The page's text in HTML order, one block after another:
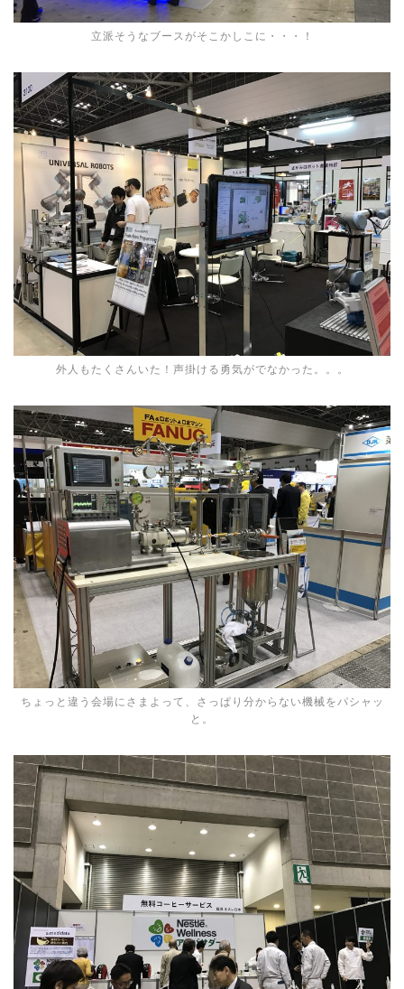
立派そうなブースがそこかしこに・・・！
外人もたくさんいた！声掛ける勇気がでなかった。。。
ちょっと違う会場にさまよって、さっぱり分からない機械をパシャッ
と。